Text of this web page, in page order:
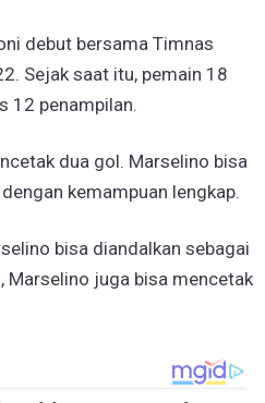
debut bersama Timnas
Sejak saat itu, pemain 18
12 penampilan.
dua gol. Marselino bisa
kemampuan lengkap.
bisa diandalkan sebagai
Marselino juga bisa mencetak